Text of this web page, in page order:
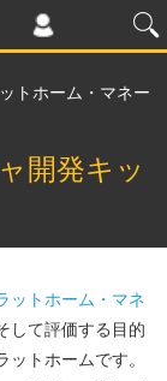
トホーム・マネー
開発キッ
ットホーム・マネ
して評価する目的
トホームです。